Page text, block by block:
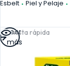
Esbelt Piel y Pelaje
Vista rápida
Leer
más